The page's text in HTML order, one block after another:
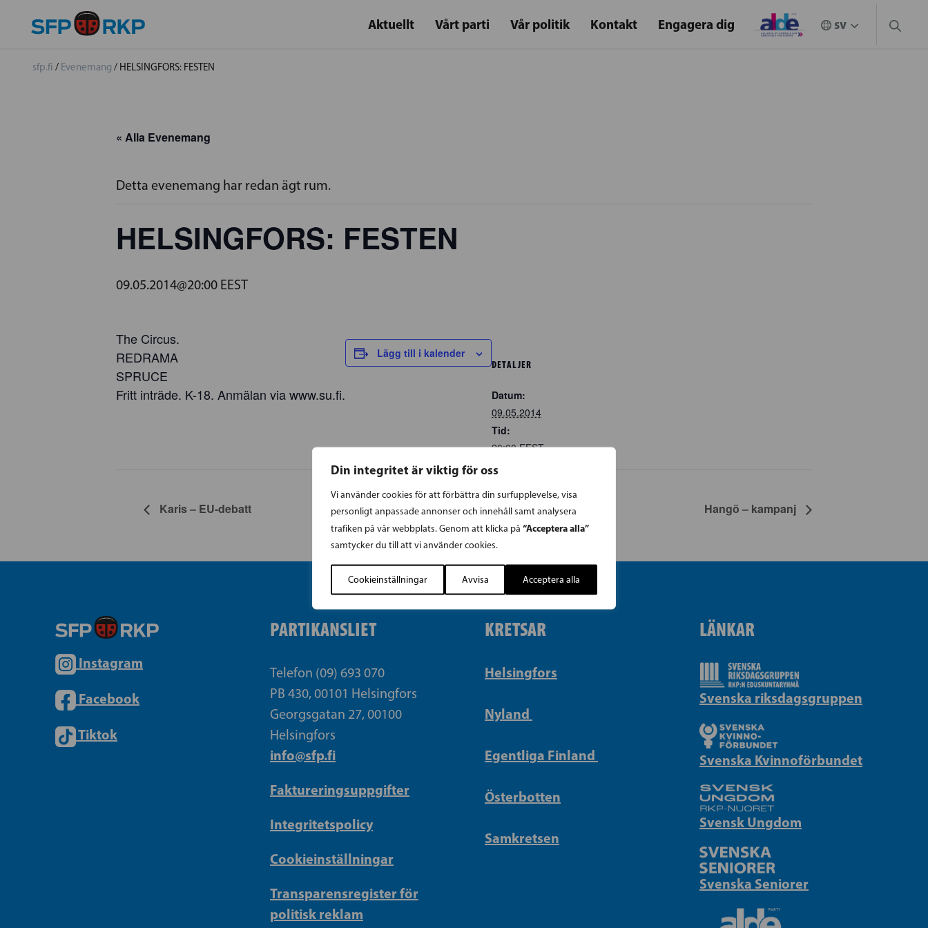
Din integritet är viktig för oss
Vi använder cookies för att förbättra din surfupplevelse, visa
personligt anpassade annonser och innehåll samt analysera
trafiken på vår webbplats. Genom att klicka på “Acceptera alla”
samtycker du till att vi använder cookies.
Cookieinställningar Avvisa Acceptera alla
Aktuellt Vårt parti Vår politik Kontakt Engagera dig
sfp.fi / Evenemang / HELSINGFORS: FESTEN
« Alla Evenemang
Detta evenemang har redan ägt rum.
HELSINGFORS: FESTEN
09.05.2014@20:00 EEST
The Circus.
REDRAMA
SPRUCE
Fritt inträde. K-18. Anmälan via www.su.fi.
Lägg till i kalender
DETALJER
Datum:
09.05.2014
Tid:
20:00EEST
Karis – EU-debatt Hangö – kampanj
Instagram
Facebook
Tiktok
PARTIKANSLIET
Telefon (09) 693 070
PB 430, 00101 Helsingfors
Georgsgatan 27, 00100
Helsingfors
info@sfp.fi
Faktureringsuppgifter
Integritetspolicy
Cookieinställningar
Transparensregister för
politisk reklam
KRETSAR
Helsingfors
Nyland
Egentliga Finland
Österbotten
Samkretsen
LÄNKAR
Svenska riksdagsgruppen
Svenska Kvinnoförbundet
Svensk Ungdom
Svenska Seniorer